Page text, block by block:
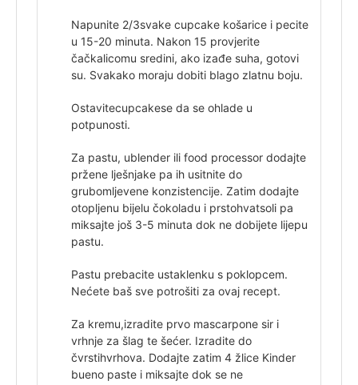
Napunite 2/3svake cupcake košarice i pecite
u 15-20 minuta. Nakon 15 provjerite
čačkalicomu sredini, ako izađe suha, gotovi
su. Svakako moraju dobiti blago zlatnu boju.
Ostavitecupcakese da se ohlade u
potpunosti.
Za pastu, ublender ili food processor dodajte
pržene lješnjake pa ih usitnite do
grubomljevene konzistencije. Zatim dodajte
otopljenu bijelu čokoladu i prstohvatsoli pa
miksajte još 3-5 minuta dok ne dobijete lijepu
pastu.
Pastu prebacite ustaklenku s poklopcem.
Nećete baš sve potrošiti za ovaj recept.
Za kremu,izradite prvo mascarpone sir i
vrhnje za šlag te šećer. Izradite do
čvrstihvrhova. Dodajte zatim 4 žlice Kinder
bueno paste i miksajte dok se ne